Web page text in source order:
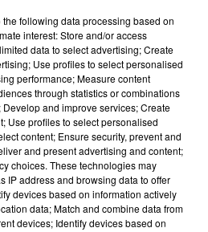
la musique en live sur scène
inclus.
des organisateurs et
de rire ".
€
the following data processing based on
interest: Store and/or access
data to select advertising; Create
Use profiles to select personalised
performance; Measure content
through statistics or combinations
and improve services; Create
Use profiles to select personalised
content; Ensure security, prevent and
and present advertising and content;
choices. These technologies may
IP address and browsing data to offer
devices based on information actively
data; Match and combine data from
devices; Identify devices based on